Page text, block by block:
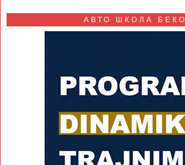
АВТО ШКОЛА БЕКО